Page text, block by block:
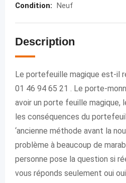
Condition: Neuf
Description
Le portefeuille magique est-il
01 46 94 65 21 . Le porte-
avoir un porte feuille magique,
les conséquences du
‘ancienne méthode avant la
problème à beaucoup de
personne pose la question si
vous réponds seulement oui